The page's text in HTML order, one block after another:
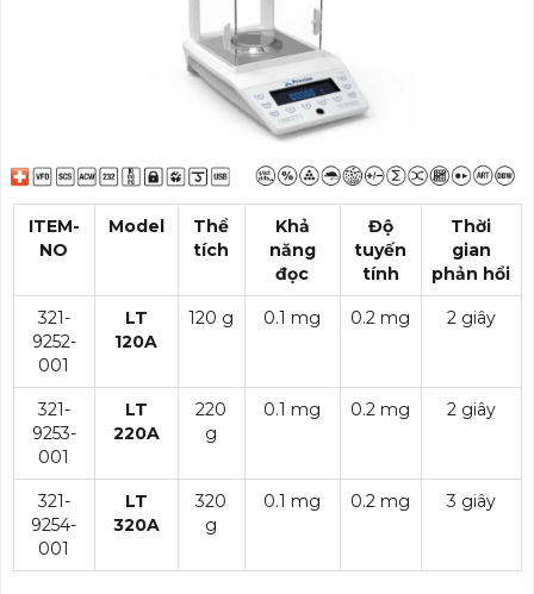
ITEM-
NO
Model
Thể
tích
Khả
năng
đọc
Độ
tuyến
tính
Thời
gian
phản hồi
321-
9252-
001
LT
120A
120 g 0.1 mg 0.2 mg 2 giây
321-
9253-
001
LT
220A
220
g
0.1 mg 0.2 mg 2 giây
321-
9254-
001
LT
320A
320
g
0.1 mg 0.2 mg 3 giây